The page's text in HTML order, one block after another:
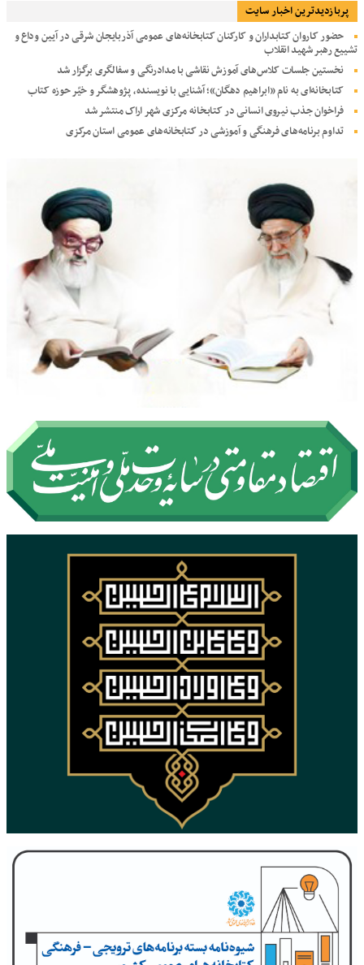
پربازديدترين اخبار سایت
حضور کاروان کتابداران و کارکنان کتابخانه‌های عمومی آذربایجان شرقی در آیین وداع و
تشییع رهبر شهید انقلاب
نخستین جلسات کلاس‌های آموزش نقاشی با مدادرنگی و سفالگری برگزار شد
کتابخانه‌ای به نام «ابراهیم دهگان»؛ آشنایی با نویسنده، پژوهشگر و خیّر حوزه کتاب
فراخوان جذب نیروی انسانی در کتابخانه مرکزی شهر اراک منتشر شد
تداوم برنامه‌های فرهنگی و آموزشی در کتابخانه‌های عمومی استان مرکزی